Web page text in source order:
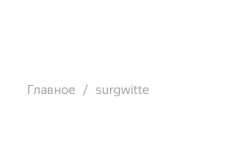
Главное surgwitte